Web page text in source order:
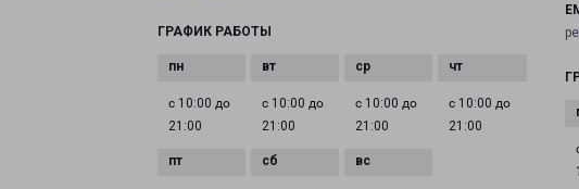
ГРАФИК РАБОТЫ
с 10:00 до
21:00
с 10:00 до
21:00
с 10:00 до
21:00
с 10:00 до
21:00